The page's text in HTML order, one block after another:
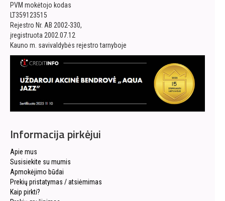
PVM mokėtojo kodas
LT359123515
Rejestro Nr. AB 2002-330,
įregistruota 2002.07.12
Kauno m. savivaldybės rejestro tarnyboje
Informacija pirkėjui
Apie mus
Susisiekite su mumis
Apmokėjimo būdai
Prekių pristatymas / atsiėmimas
Kaip pirkti?